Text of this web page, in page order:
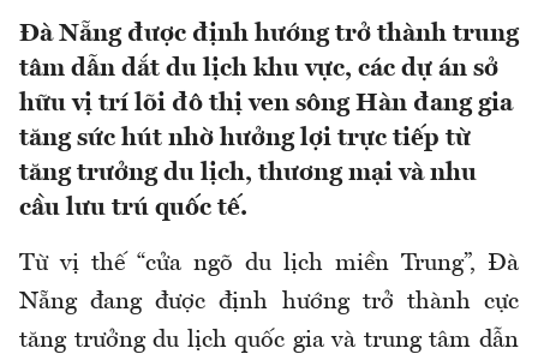
Đà Nẵng được định hướng trở thành trung
tâm dẫn dắt du lịch khu vực, các dự án sở
hữu vị trí lõi đô thị ven sông Hàn đang gia
tăng sức hút nhờ hưởng lợi trực tiếp từ
tăng trưởng du lịch, thương mại và nhu
cầu lưu trú quốc tế.
Từ vị thế “cửa ngõ du lịch miền Trung”, Đà
Nẵng đang được định hướng trở thành cực
tăng trưởng du lịch quốc gia và trung tâm dẫn